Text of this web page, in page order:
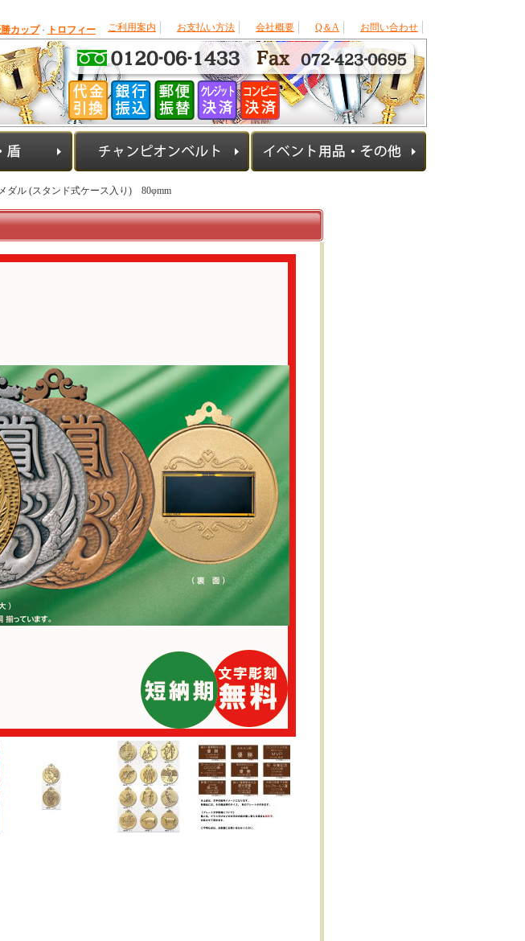
ご利用案内
お支払い方法 会社概要 Q＆A お問い合わせ
カップ ・ トロフィー
ダル (スタンド式ケース入り) 80φmm